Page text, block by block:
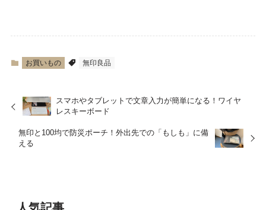
お買いもの 無印良品
スマホやタブレットで文章入力が簡単になる！ワイヤ
レスキーボード
無印と100均で防災ポーチ！外出先での「もしも」に備
える